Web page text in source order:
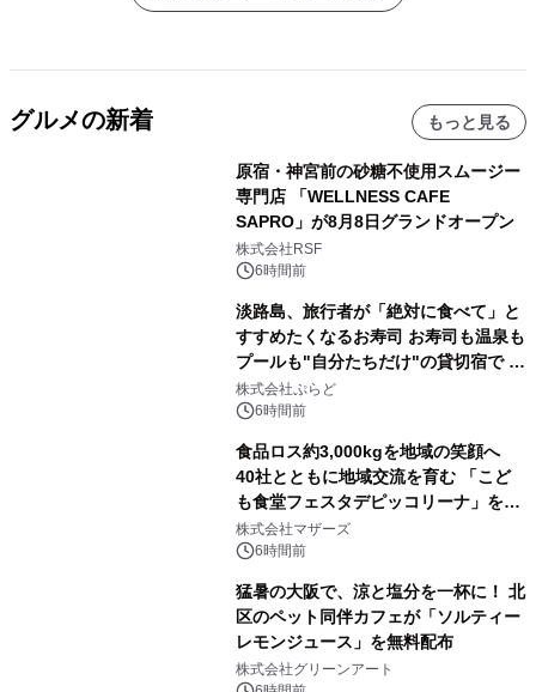
グルメの新着 もっと見る
原宿・神宮前の砂糖不使用スムージー
専門店 「WELLNESS CAFE
SAPRO」が8月8日グランドオープン
株式会社RSF
6時間前
淡路島、旅行者が「絶対に食べて」と
すすめたくなるお寿司 お寿司も温泉も
プールも"自分たちだけ"の貸切宿で 1
日1組限定「岩屋温泉 絵島別庭 海と
森」の握り寿司プラン
株式会社ぷらど
6時間前
食品ロス約3,000kgを地域の笑顔へ
40社とともに地域交流を育む 「こど
も食堂フェスタデピッコリーナ」を9
月5日(土)開催
株式会社マザーズ
6時間前
猛暑の大阪で、涼と塩分を一杯に！ 北
区のペット同伴カフェが「ソルティー
レモンジュース」を無料配布
株式会社グリーンアート